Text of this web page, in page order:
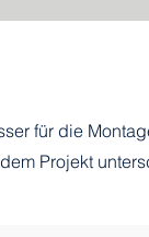
für die
Projekt